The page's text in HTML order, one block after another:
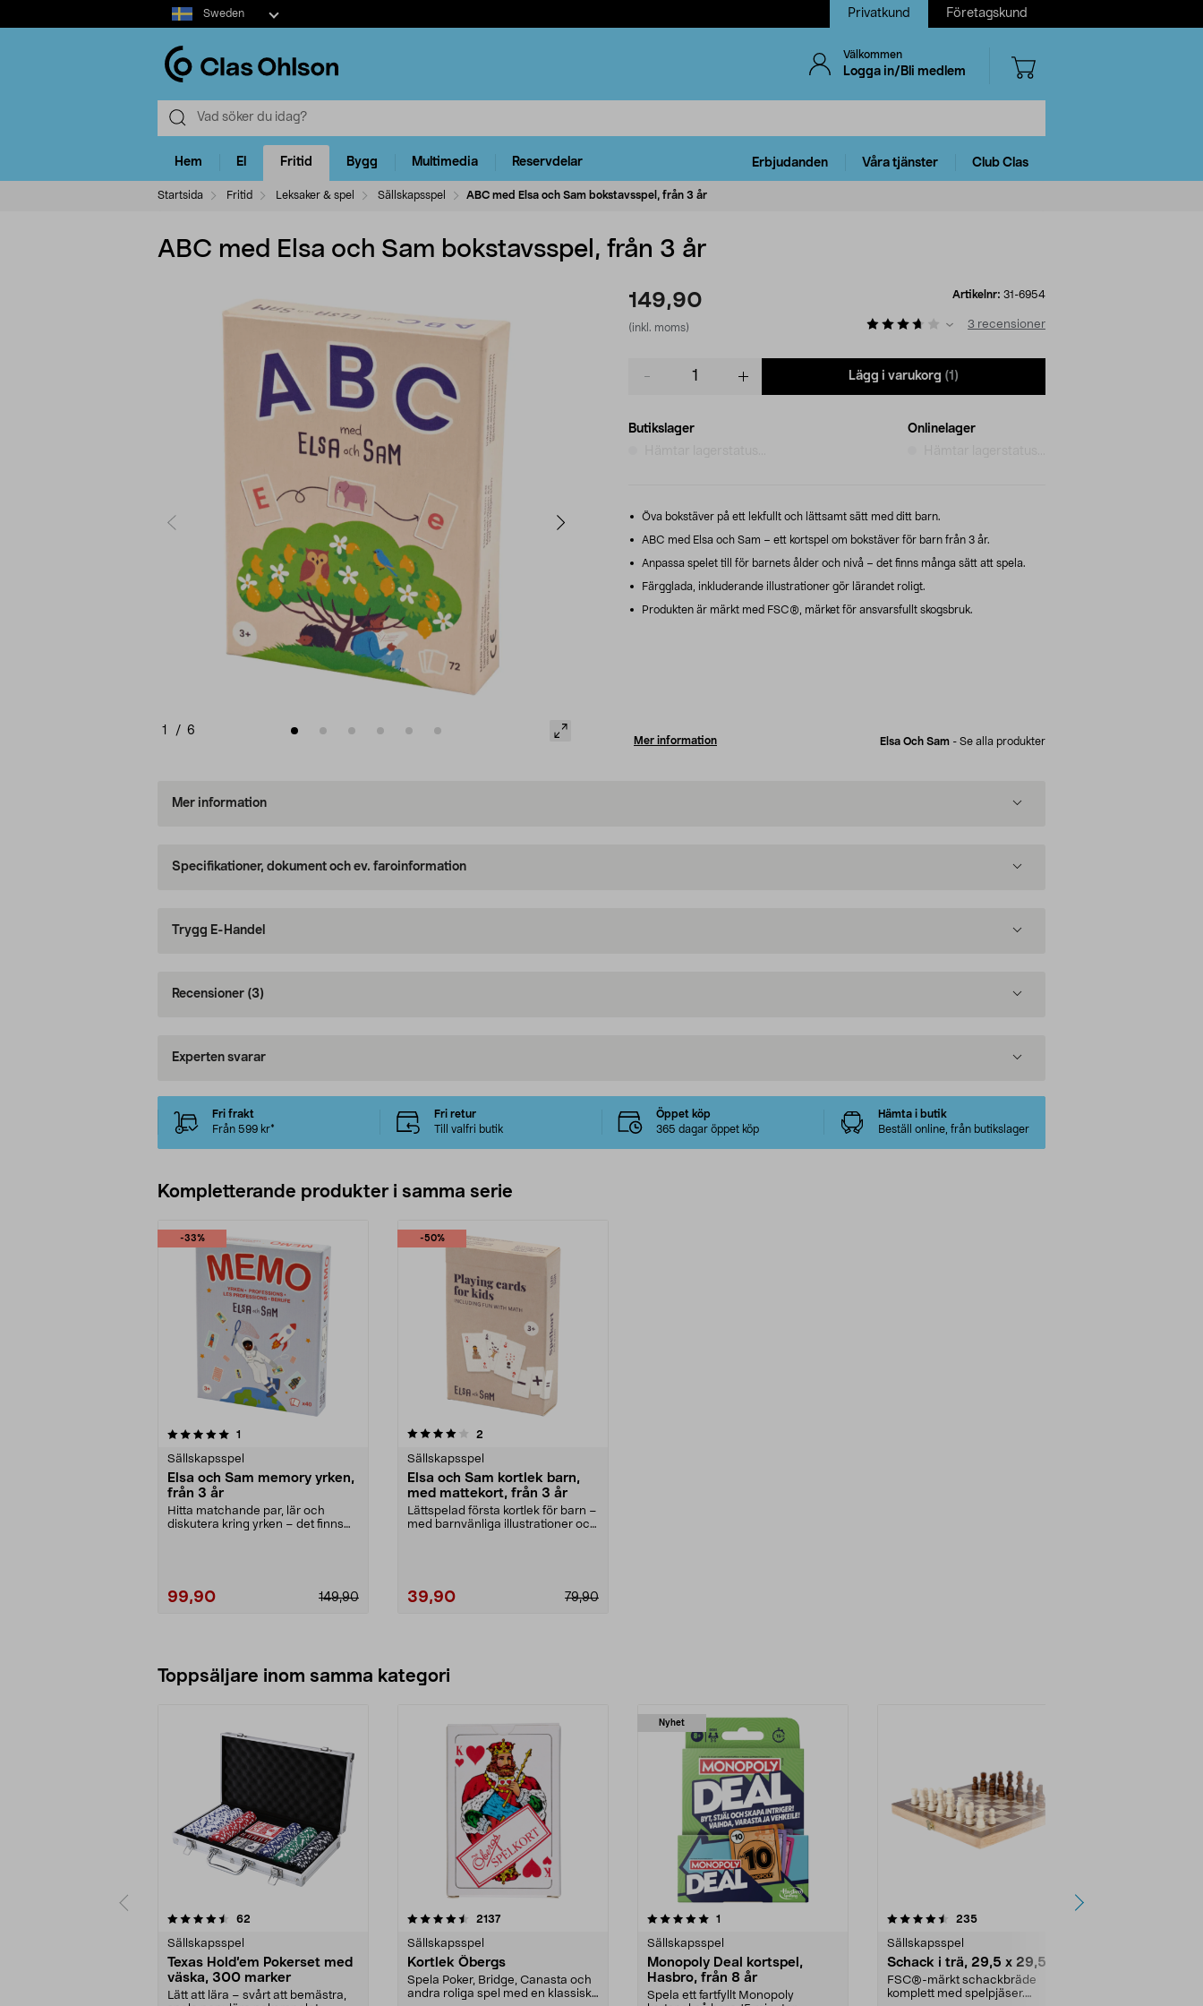
Select
market
Sweden Privatkund Företagskund
Välkommen
Logga in/Bli medlem
Hem El Fritid Bygg Multimedia Reservdelar Erbjudanden Våra tjänster Club Clas
Startsida Fritid Leksaker & spel Sällskapsspel ABC med Elsa och Sam bokstavsspel, från 3 år
ABC med Elsa och Sam bokstavsspel, från 3 år
1 / 6
149,90
(inkl. moms)
Artikelnr: 31-6954
3 recensioner
Lägg i varukorg (1)
Butikslager
Onlinelager
Öva bokstäver på ett lekfullt och lättsamt sätt med ditt barn.
ABC med Elsa och Sam – ett kortspel om bokstäver för barn från 3 år.
Anpassa spelet till för barnets ålder och nivå – det finns många sätt att spela.
Färgglada, inkluderande illustrationer gör lärandet roligt.
Produkten är märkt med FSC®, märket för ansvarsfullt skogsbruk.
Mer information Elsa Och Sam - Se alla produkter
Mer information
Specifikationer, dokument och ev. faroinformation
Trygg E-Handel
Recensioner (3)
Experten svarar
Fri frakt
Från 599 kr*
Fri retur
Till valfri butik
Öppet köp
365 dagar öppet köp
Hämta i butik
Beställ online, från butikslager
Kompletterande produkter i samma serie
-33%
1
Sällskapsspel
Elsa och Sam memory yrken,
från 3 år
Hitta matchande par, lär och
diskutera kring yrken – det finns
149,90
99,90
-50%
4.0av 5 stjärnor 2
Sällskapsspel
Elsa och Sam kortlek barn,
med mattekort, från 3 år
Lättspelad första kortlek för barn –
med barnvänliga illustrationer och
79,90
39,90
Toppsäljare inom samma kategori
62
Sällskapsspel
Texas Hold’em Pokerset med
väska, 300 marker
Lätt att lära – svårt att bemästra,
4.5 av 5 stjärnor 2137recensioner
Sällskapsspel
Kortlek Öbergs
Spela Poker, Bridge, Canasta och
andra roliga spel med en klassisk
Nyhet
5.0 av 5 stjärnor 1
Sällskapsspel
Monopoly Deal kortspel,
Hasbro, från 8 år
Spela ett fartfyllt Monopoly
4.5 av 5 stjärnor 235recensioner
Sällskapsspel
Schack i trä, 29,5 x 29,5 cm
FSC®-märkt schackbräde
komplett med spelpjäser.
3.5 av 5 stjärnor